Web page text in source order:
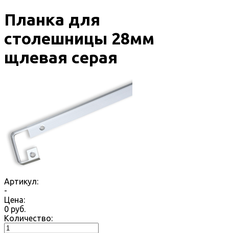
Планка для
столешницы 28мм
щлевая серая
Артикул:
-
Цена:
0 руб.
Количество: